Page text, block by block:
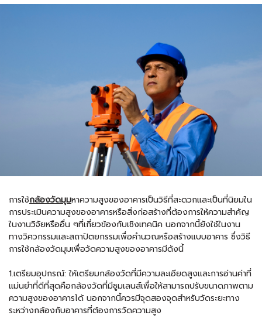
การใช้กล้องวัดมุมหาความสูงของอาคารเป็นวิธีที่สะดวกและเป็นที่นิยมใน
การประเมินความสูงของอาคารหรือสิ่งก่อสร้างที่ต้องการให้ความสำคัญ
ในงานวิจัยหรืออื่น ๆที่เกี่ยวข้องกับเชิงเทคนิค นอกจากนี้ยังใช้ในงาน
ทางวิศวกรรมและสถาปัตยกรรมเพื่อคำนวณหรือสร้างแบบอาคาร ซึ่งวิธี
การใช้กล้องวัดมุมเพื่อวัดความสูงของอาคารมีดังนี้
1.เตรียมอุปกรณ์: ให้เตรียมกล้องวัดที่มีความละเอียดสูงและการอ่านค่าที่
แม่นยำที่ดีที่สุดคือกล้องวัดที่มีซูมเลนส์เพื่อให้สามารถปรับขนาดภาพตาม
ความสูงของอาคารได้ นอกจากนี้ควรมีจุดสองจุดสำหรับวัดระยะทาง
ระหว่างกล้องกับอาคารที่ต้องการวัดความสูง